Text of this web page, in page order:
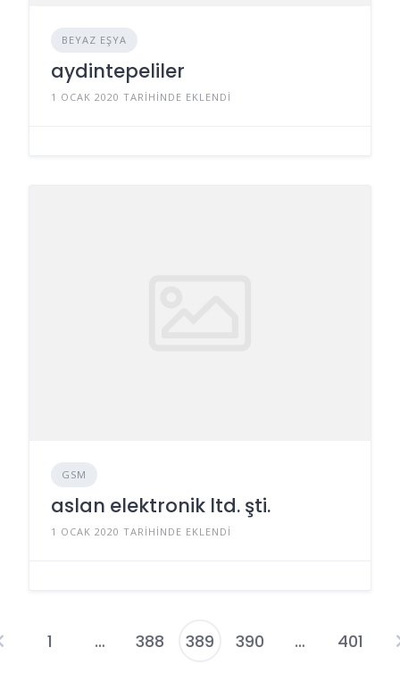
BEYAZ EŞYA
aydintepeliler
1 OCAK 2020 TARIHINDE EKLENDI
GSM
aslan elektronik ltd. şti.
1 OCAK 2020 TARIHINDE EKLENDI
Yazı
1 … 388 389 390 … 401